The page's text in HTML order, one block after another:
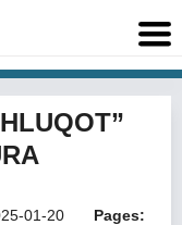
01-20
Pages: